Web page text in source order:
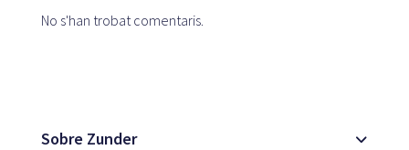
No s'han trobat comentaris.
Sobre Zunder